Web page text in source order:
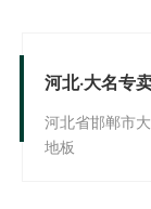
河北·大名专
河北省邯郸市
地板